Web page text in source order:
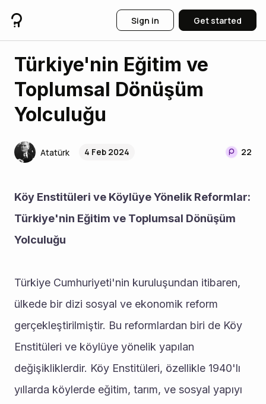
Sign in Get started
Türkiye'nin Eğitim ve
Toplumsal Dönüşüm
Yolculuğu
Atatürk 4 Feb 2024 22
Köy Enstitüleri ve Köylüye Yönelik Reformlar:
Türkiye'nin Eğitim ve Toplumsal Dönüşüm
Yolculuğu
Türkiye Cumhuriyeti'nin kuruluşundan itibaren,
ülkede bir dizi sosyal ve ekonomik reform
gerçekleştirilmiştir. Bu reformlardan biri de Köy
Enstitüleri ve köylüye yönelik yapılan
değişikliklerdir. Köy Enstitüleri, özellikle 1940'lı
yıllarda köylerde eğitim, tarım, ve sosyal yapıyı